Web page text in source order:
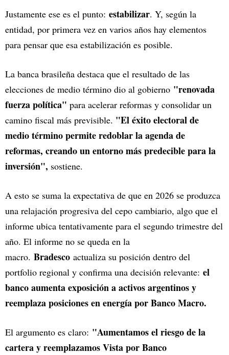
Justamente ese es el punto: estabilizar. Y, según la
entidad, por primera vez en varios años hay elementos
para pensar que esa estabilización es posible.
La banca brasileña destaca que el resultado de las
elecciones de medio término dio al gobierno "renovada
fuerza política" para acelerar reformas y consolidar un
camino fiscal más previsible. "El éxito electoral de
medio término permite redoblar la agenda de
reformas, creando un entorno más predecible para la
inversión", sostiene.
A esto se suma la expectativa de que en 2026 se produzca
una relajación progresiva del cepo cambiario, algo que el
informe ubica tentativamente para el segundo trimestre del
año. El informe no se queda en la
macro. Bradesco actualiza su posición dentro del
portfolio regional y confirma una decisión relevante: el
banco aumenta exposición a activos argentinos y
reemplaza posiciones en energía por Banco Macro.
El argumento es claro: "Aumentamos el riesgo de la
cartera y reemplazamos Vista por Banco